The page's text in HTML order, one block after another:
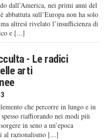
dall’America, nei primi anni del
abbattuta sull’Europa non ha solo
ma altresì rivelato l’insufficienza di
e [...]
- Le radici
arti
che percorre in lungo e in
riaffiorando nei modi più
in seno a un’epoca
al razionalismo [...]